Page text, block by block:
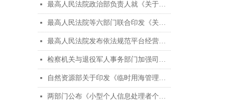
넷 最高人民法院政治部负责人就《关于进一步加强人民法院聘用制书记员管理工作的意见》答记者问
넷 最高人民法院等六部门联合印发《关于进一步加强人民法院聘用制书记员管理工作的意见》
넷 最高人民法院发布依法规范平台经营、保护消费者合法权益典型案例
넷 检察机关与退役军人事务部门加强司法救助协作典型案例
넷 自然资源部关于印发《临时用海管理办法》的通知
넷 两部门公布《小型个人信息处理者个人信息保护简化措施规定》